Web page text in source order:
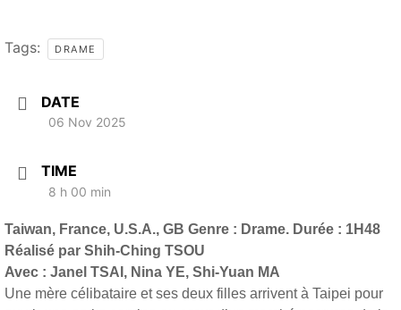
Tags: DRAME
DATE
06 Nov 2025
TIME
8 h 00 min
Taiwan, France, U.S.A., GB Genre : Drame. Durée : 1H48
Réalisé par Shih-Ching TSOU
Avec : Janel TSAI, Nina YE, Shi-Yuan MA
Une mère célibataire et ses deux filles arrivent à Taipei pour